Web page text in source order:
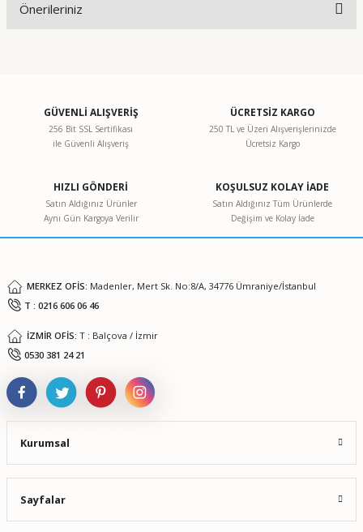
Önerileriniz
Görüş ve önerileriniz için teşekkür ederiz.
Ürün resmi kalitesiz, bozuk veya görüntülenemiyor.
Ürün bilgilerinde hatalar bulunuyor.
Ürün fiyatı diğer sitelerden daha pahalı.
GÜVENLİ ALIŞVERİŞ
256 Bit SSL Sertifikası
ile Güvenli Alışveriş
ÜCRETSİZ KARGO
250 TL ve Üzeri Alışverişlerinizde
Ücretsiz Kargo
HIZLI GÖNDERİ
Satın Aldığınız Ürünler
Aynı Gün Kargoya Verilir
KOŞULSUZ KOLAY İADE
Satın Aldığınız Tüm Ürünlerde
Değişim ve Kolay İade
MERKEZ OFİS: Madenler, Mert Sk. No:8/A, 34776 Ümraniye/İstanbul
T : 0216 606 06 46
İZMİR OFİS: T : Balçova / İzmir
0530 381 24 21
Kurumsal
Sayfalar